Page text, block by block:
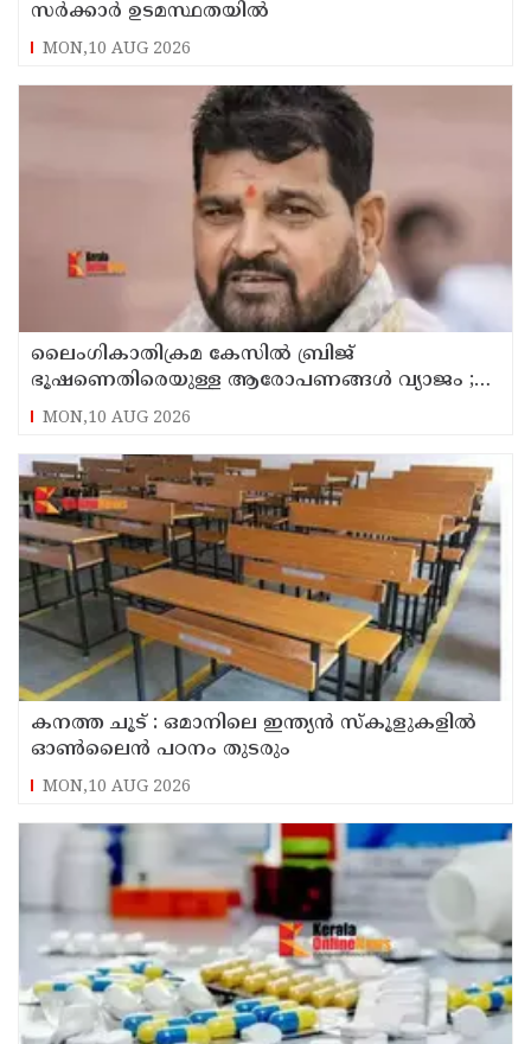
സര്‍ക്കാര്‍ ഉടമസ്ഥതയില്‍
MON,10 AUG 2026
ലൈംഗികാതിക്രമ കേസിൽ ബ്രിജ്
ഭൂഷണെതിരെയുള്ള ആരോപണങ്ങൾ വ്യാജം ;
പിന്നിൽ രാഷ്ട്രീയ ഗൂഢാലോചനയെന്ന് ഡൽഹി
കോടതി
MON,10 AUG 2026
കനത്ത ചൂട് : ഒമാനിലെ ഇന്ത്യന്‍ സ്‌കൂളുകളില്‍
ഓണ്‍ലൈന്‍ പഠനം തുടരും
MON,10 AUG 2026